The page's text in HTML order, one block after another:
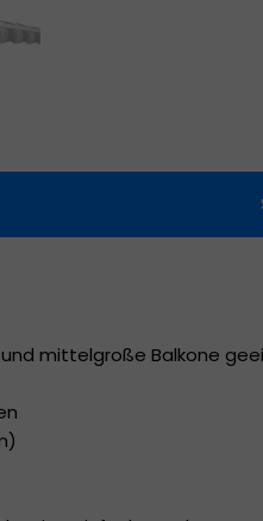
und mittelgroße Balkone